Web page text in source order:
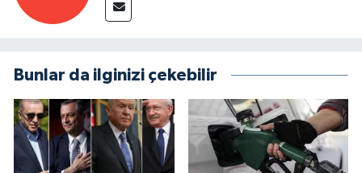
Bunlar da ilginizi çekebilir